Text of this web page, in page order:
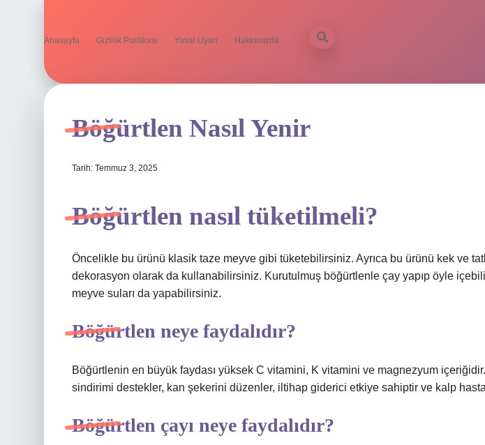
Anasayfa Gizlilik Politikası Yasal Uyarı Hakkımızda
Böğürtlen Nasıl Yenir
Tarih: Temmuz 3, 2025
Böğürtlen nasıl tüketilmeli?
Öncelikle bu ürünü klasik taze meyve gibi tüketebilirsiniz. Ayrıca bu ürünü kek ve
dekorasyon olarak da kullanabilirsiniz. Kurutulmuş böğürtlenle çay yapıp öyle
meyve suları da yapabilirsiniz.
Böğürtlen neye faydalıdır?
Böğürtlenin en büyük faydası yüksek C vitamini, K vitamini ve magnezyum
sindirimi destekler, kan şekerini düzenler, iltihap giderici etkiye sahiptir ve kalp
Böğürtlen çayı neye faydalıdır?